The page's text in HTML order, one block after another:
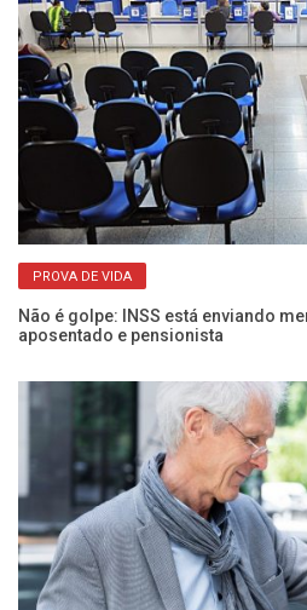
PROVA DE VIDA
Não é golpe: INSS está enviando
aposentado e pensionista